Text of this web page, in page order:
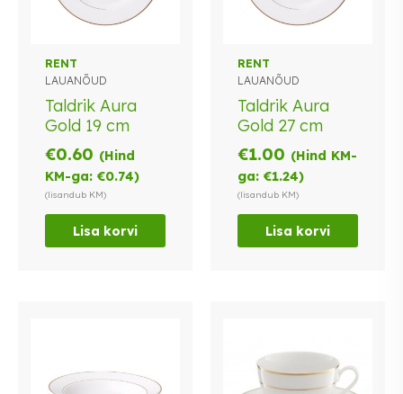
RENT
LAUANÕUD
Taldrik Aura
Gold 19 cm
€0.60 (Hind
KM-ga:€0.74)
(lisandub KM)
Lisa korvi
RENT
LAUANÕUD
Taldrik Aura
Gold 27 cm
€1.00 (Hind KM-
ga:€1.24)
(lisandub KM)
Lisa korvi